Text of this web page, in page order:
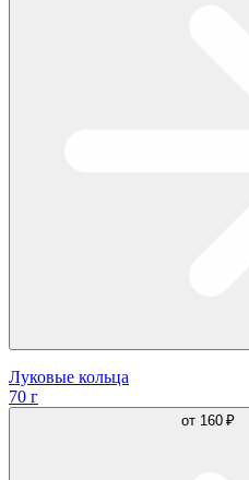
Луковые кольца
70 г
от 160 ₽